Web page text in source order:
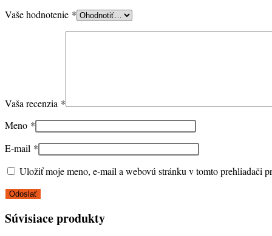
Vaše hodnotenie *
Vaša recenzia *
Meno *
E-mail *
Uložiť moje meno, e-mail a webovú stránku v tomto prehliadači
Súvisiace produkty